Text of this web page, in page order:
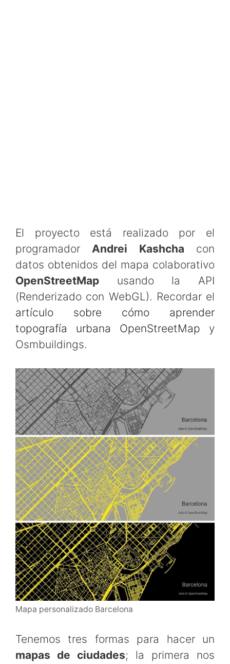
El proyecto está realizado por el
programador Andrei Kashcha con
datos obtenidos del mapa colaborativo
OpenStreetMap usando la API
(Renderizado con WebGL). Recordar el
artículo sobre cómo aprender
topografía urbana OpenStreetMap y
Osmbuildings.
Mapa personalizado Barcelona
Tenemos tres formas para hacer un
mapas de ciudades; la primera nos